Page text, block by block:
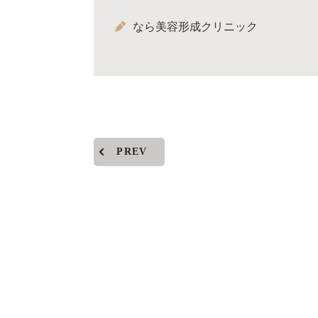
なら美容形成クリニック
PREV